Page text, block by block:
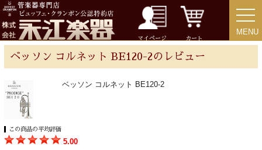
マイページ カート
MENU
MENU
ベッソン コルネット BE120-2のレビュー
ベッソン コルネット BE120-2
この商品の平均評価
5.00
チューバ
リード＆リードケース